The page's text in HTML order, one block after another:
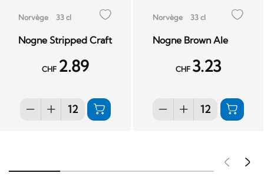
Norvège 33 cl
Nogne Stripped Craft
CHF 2.89
Norvège 33 cl
Nogne Brown Ale
CHF 3.23